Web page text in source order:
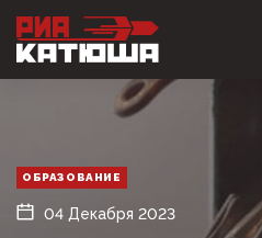
ОБРАЗОВАНИЕ
04 Декабря 2023